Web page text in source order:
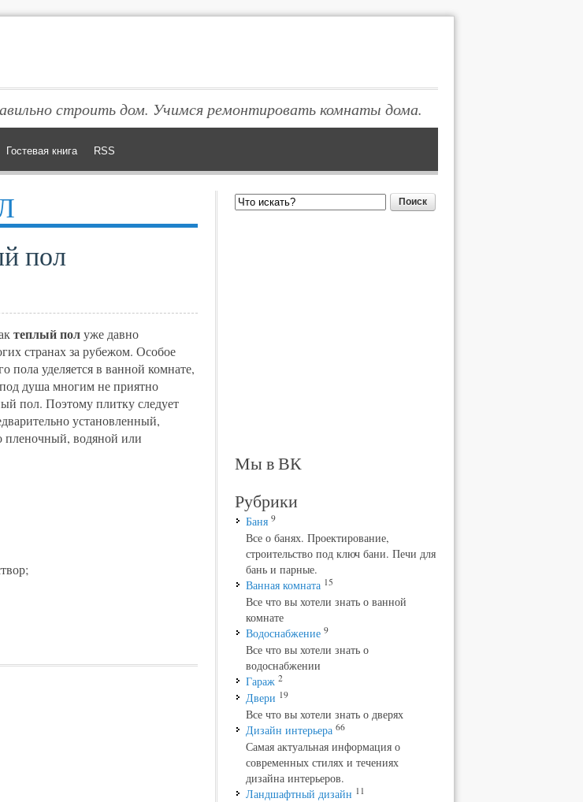
строить дом. Учимся ремонтировать комнаты дома.
Гостевая книга RSS
пол
теплый полуже давно
странах за рубежом. Особое
пола уделяется в ванной комнате,
душа многим не приятно
пол. Поэтому плитку следует
установленный,
пленочный, водяной или
Поиск
Мы в ВК
Рубрики
Баня 9
Все о банях. Проектирование,
строительство под ключ бани. Печи для
бань и парные.
Ванная комната 15
Все что вы хотели знать о ванной
комнате
Водоснабжение 9
Все что вы хотели знать о
водоснабжении
Гараж 2
Двери 19
Все что вы хотели знать о дверях
Дизайн интерьера 66
Самая актуальная информация о
современных стилях и течениях
дизайна интерьеров.
Ландшафтный дизайн 11